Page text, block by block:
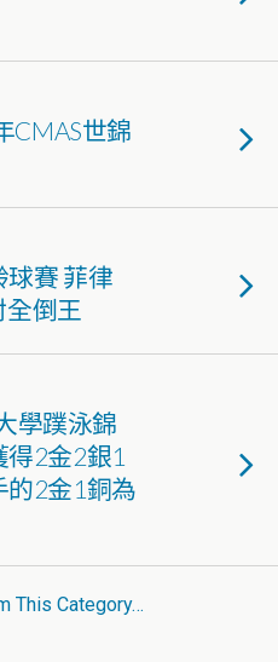
CMAS世錦
賽 菲律
全倒王
學蹼泳錦
2金2銀1
的2金1銅為
This Category…